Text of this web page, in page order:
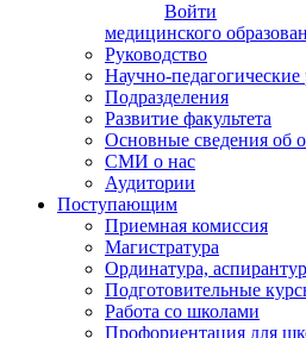
Войти
медицинского
Руководство
Научно-педагогические
Подразделения
Развитие факультета
Основные сведения об
СМИ о нас
Аудитории
Поступающим
Приемная комиссия
Магистратура
Ординатура,
Подготовительные
Работа со школами
Профориентация для